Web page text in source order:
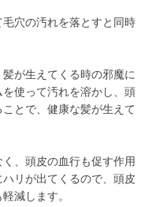
穴の汚れを落とすと同時
が生えてくる時の邪魔に
使って汚れを溶かし、頭
とで、健康な髪が生えて
、頭皮の血行も促す作用
リが出てくるので、頭皮
減します。